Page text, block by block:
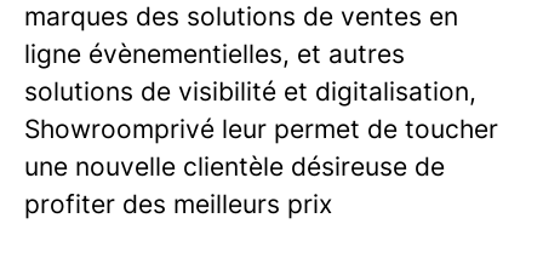
marques des solutions de ventes en
ligne évènementielles, et autres
solutions de visibilité et digitalisation,
Showroomprivé leur permet de toucher
une nouvelle clientèle désireuse de
profiter des meilleurs prix